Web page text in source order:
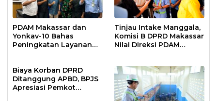
PDAM Makassar dan
Yonkav-10 Bahas
Peningkatan Layanan
Tinjau Intake Manggala,
Komisi B DPRD Makassar
Nilai Direksi PDAM
Biaya Korban DPRD
Ditanggung APBD, BPJS
Apresiasi Pemkot